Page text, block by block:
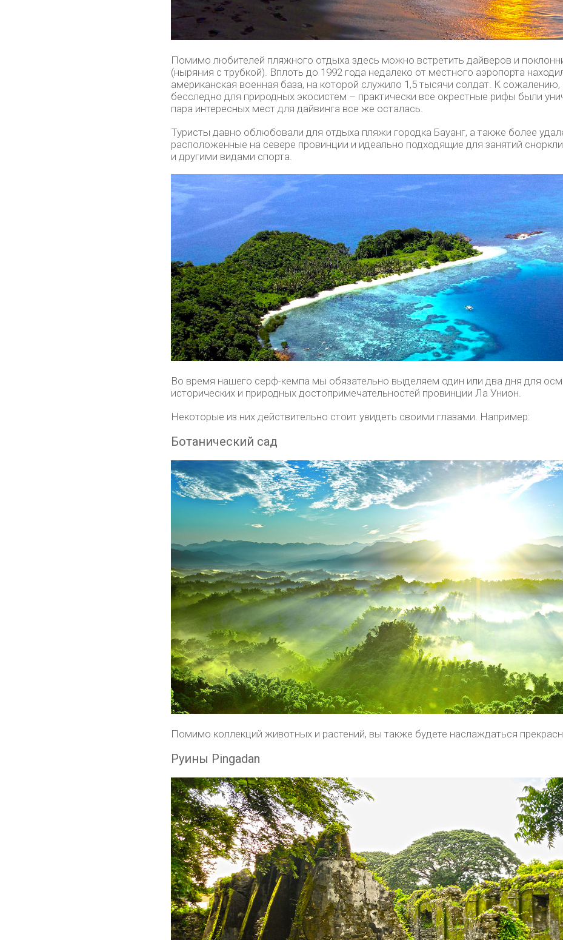
Помимо любителей пляжного отдыха здесь можно встретить дайверов и
(ныряния с трубкой). Вплоть до 1992 года недалеко от местного аэропорта
американская военная база, на которой служило 1,5 тысячи солдат. К
бесследно для природных экосистем – практически все окрестные рифы были
пара интересных мест для дайвинга все же осталась.
Туристы давно облюбовали для отдыха пляжи городка Бауанг, а также более
расположенные на севере провинции и идеально подходящие для занятий
и другими видами спорта.
Во время нашего серф-кемпа мы обязательно выделяем один или два дня для
исторических и природных достопримечательностей провинции Ла Унион.
Некоторые из них действительно стоит увидеть своими глазами. Например:
Ботанический сад
Помимо коллекций животных и растений, вы также будете наслаждаться
Руины Pingadan